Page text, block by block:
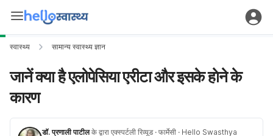
स्वास्थ्य सामान्य स्वास्थ्य ज्ञान
जानें क्या है एलोपेसिया एरीटा और इसके हाेने के
कारण
डॉ. प्रणाली पाटीलके द्वारा एक्स्पर्टली रिव्यूड · फार्मेसी · Hello Swasthya